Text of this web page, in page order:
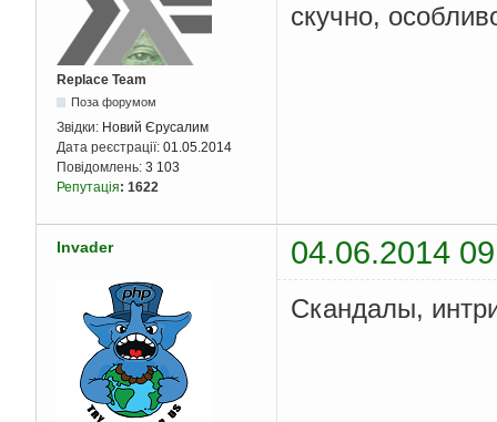
Replace Team
Поза форумом
Звідки: Новий Єрусалим
Дата реєстрації: 01.05.2014
Повідомлень: 3 103
Репутація: 1622
скучно,
Invader 04.06.2014
Скандалы,